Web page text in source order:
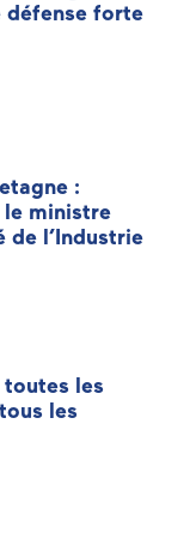
défense forte
:
le ministre
de l’Industrie
les
les